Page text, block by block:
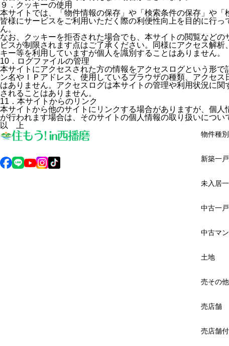
９．クッキーの使用
本サイトでは、「物件情報の保存」や「検索条件の保存」や
皆様にサービスをご利用いただく際の利便性向上を目的に行
ん。
なお、クッキーを拒否された場合でも、本サイトの閲覧など
ビスが制限されます点はご了承ください。同様にアクセス解
キー等を利用していますが個人を識別することはありません。
10．ログファイルの管理
本サイトにアクセスされた方の情報をアクセスログという形
ン名やＩＰアドレス、使用しているブラウザの種類、アクセ
はありません。アクセスログは本サイトの管理や利用状況に
されることはありません。
11．本サイトからのリンク
本サイトから他のサイトにリンクする場合がありますが、個
が行われます場合は、そのサイトの個人情報の取り扱いについ
以 上
物件種
新築一
未入居
中古一
中古マ
土地
売その他
売店舗
売店舗